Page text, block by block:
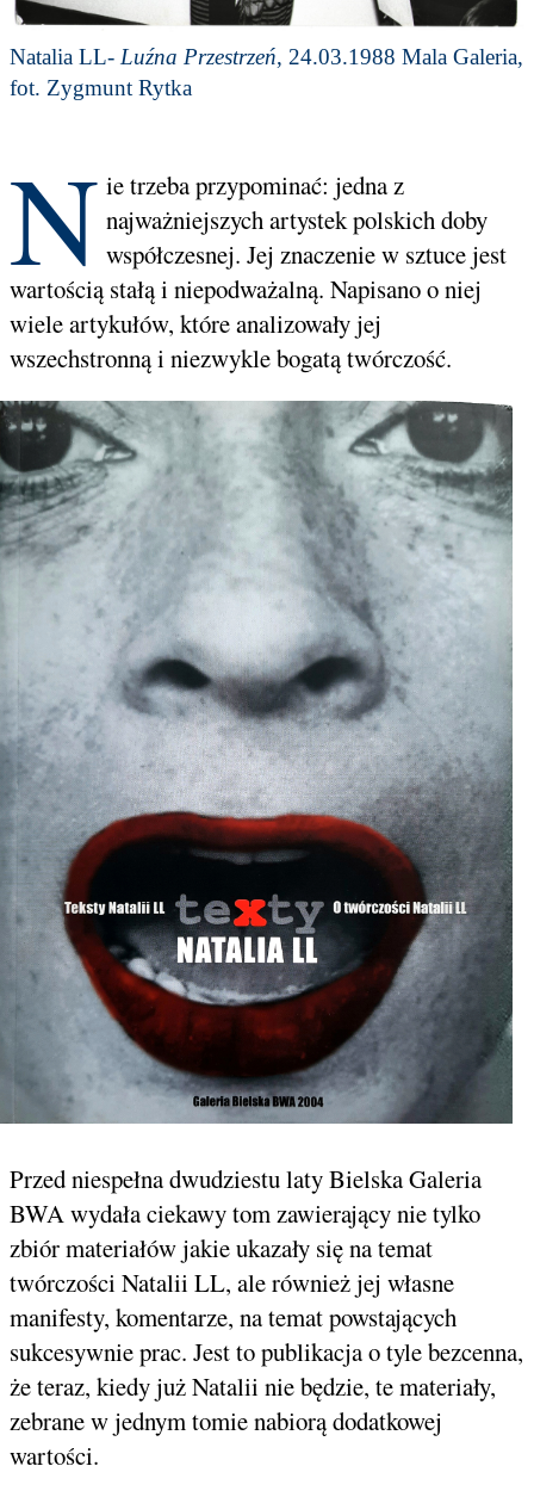
Natalia LL- Luźna Przestrzeń, 24.03.1988 Mala Galeria,
fot. Zygmunt Rytka
N ie trzeba przypominać: jedna z
najważniejszych artystek polskich doby
współczesnej. Jej znaczenie w sztuce jest
wartością stałą i niepodważalną. Napisano o niej
wiele artykułów, które analizowały jej
wszechstronną i niezwykle bogatą twórczość.
Przed niespełna dwudziestu laty Bielska Galeria
BWA wydała ciekawy tom zawierający nie tylko
zbiór materiałów jakie ukazały się na temat
twórczości Natalii LL, ale również jej własne
manifesty, komentarze, na temat powstających
sukcesywnie prac. Jest to publikacja o tyle bezcenna,
że teraz, kiedy już Natalii nie będzie, te materiały,
zebrane w jednym tomie nabiorą dodatkowej
wartości.